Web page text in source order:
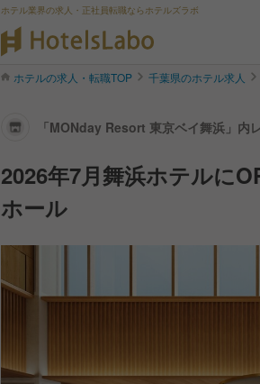
ホテル業界の求人・正社員転職ならホテルズラボ
ホテルの求人・転職TOP 千葉県のホテル求人
「MONday Resort 東京ベイ舞浜」内
2026年7月舞浜ホテルに
ホール